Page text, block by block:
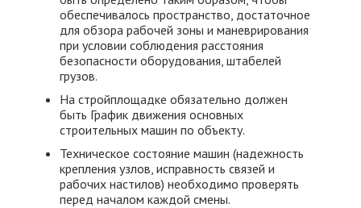
обеспечивалось пространство, достаточное
для обзора рабочей зоны и маневрирования
при условии соблюдения расстояния
безопасности оборудования, штабелей
грузов.
На стройплощадке обязательно должен
быть График движения основных
строительных машин по объекту.
Техническое состояние машин (надежность
крепления узлов, исправность связей и
рабочих настилов) необходимо проверять
перед началом каждой смены.